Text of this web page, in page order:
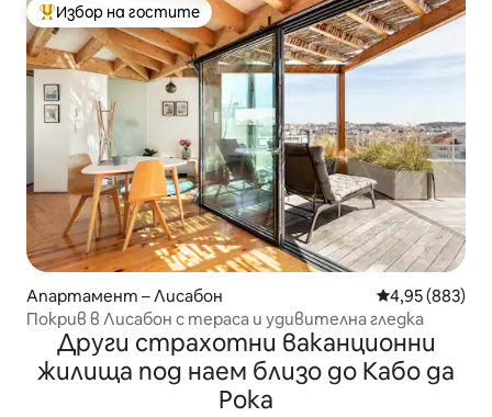
Най-популярен избор на гостите
Избор на гостите
Апартамент – Лисабон Средна
4,95 (883)
Покрив в Лисабон с тераса и удивителна гледка
Други страхотни ваканционни
жилища под наем близо до Кабо да
Рока